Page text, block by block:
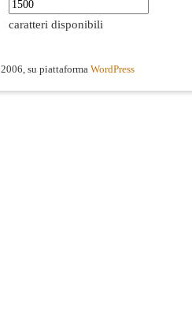
caratteri disponibili
2006, su piattaforma WordPress